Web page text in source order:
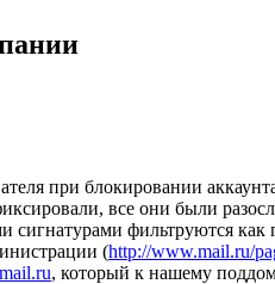
при блокировании
все они были
фильтруются
(http://www.mail.ru/
, который к нашему